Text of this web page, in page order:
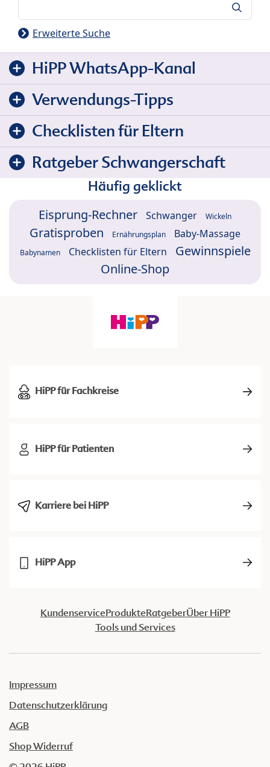
Erweiterte Suche
HiPP WhatsApp-Kanal
Verwendungs-Tipps
Checklisten für Eltern
Ratgeber Schwangerschaft
Häufig geklickt
Eisprung-Rechner Schwanger Wickeln
Gratisproben Ernährungsplan Baby-Massage
Babynamen Checklisten für Eltern
Gewinnspiele
Online-Shop
HiPP für Fachkreise
HiPP für Patienten
Karriere bei HiPP
HiPP App
KundenserviceProdukteRatgeberÜber HiPP
Tools und Services
Impressum
Datenschutzerklärung
AGB
Shop Widerruf